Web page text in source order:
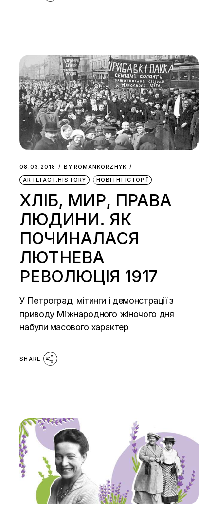
08.03.2018 BY ROMANKORZHYK
ARTEFACT.HISTORY
НОВІТНІ ІСТОРІЇ
ХЛІБ, МИР, ПРАВА
ЛЮДИНИ. ЯК
ПОЧИНАЛАСЯ
ЛЮТНЕВА
РЕВОЛЮЦІЯ 1917
У Петрограді мітинги і демонстрації з
приводу Міжнародного жіночого дня
набули масового характер
SHARE